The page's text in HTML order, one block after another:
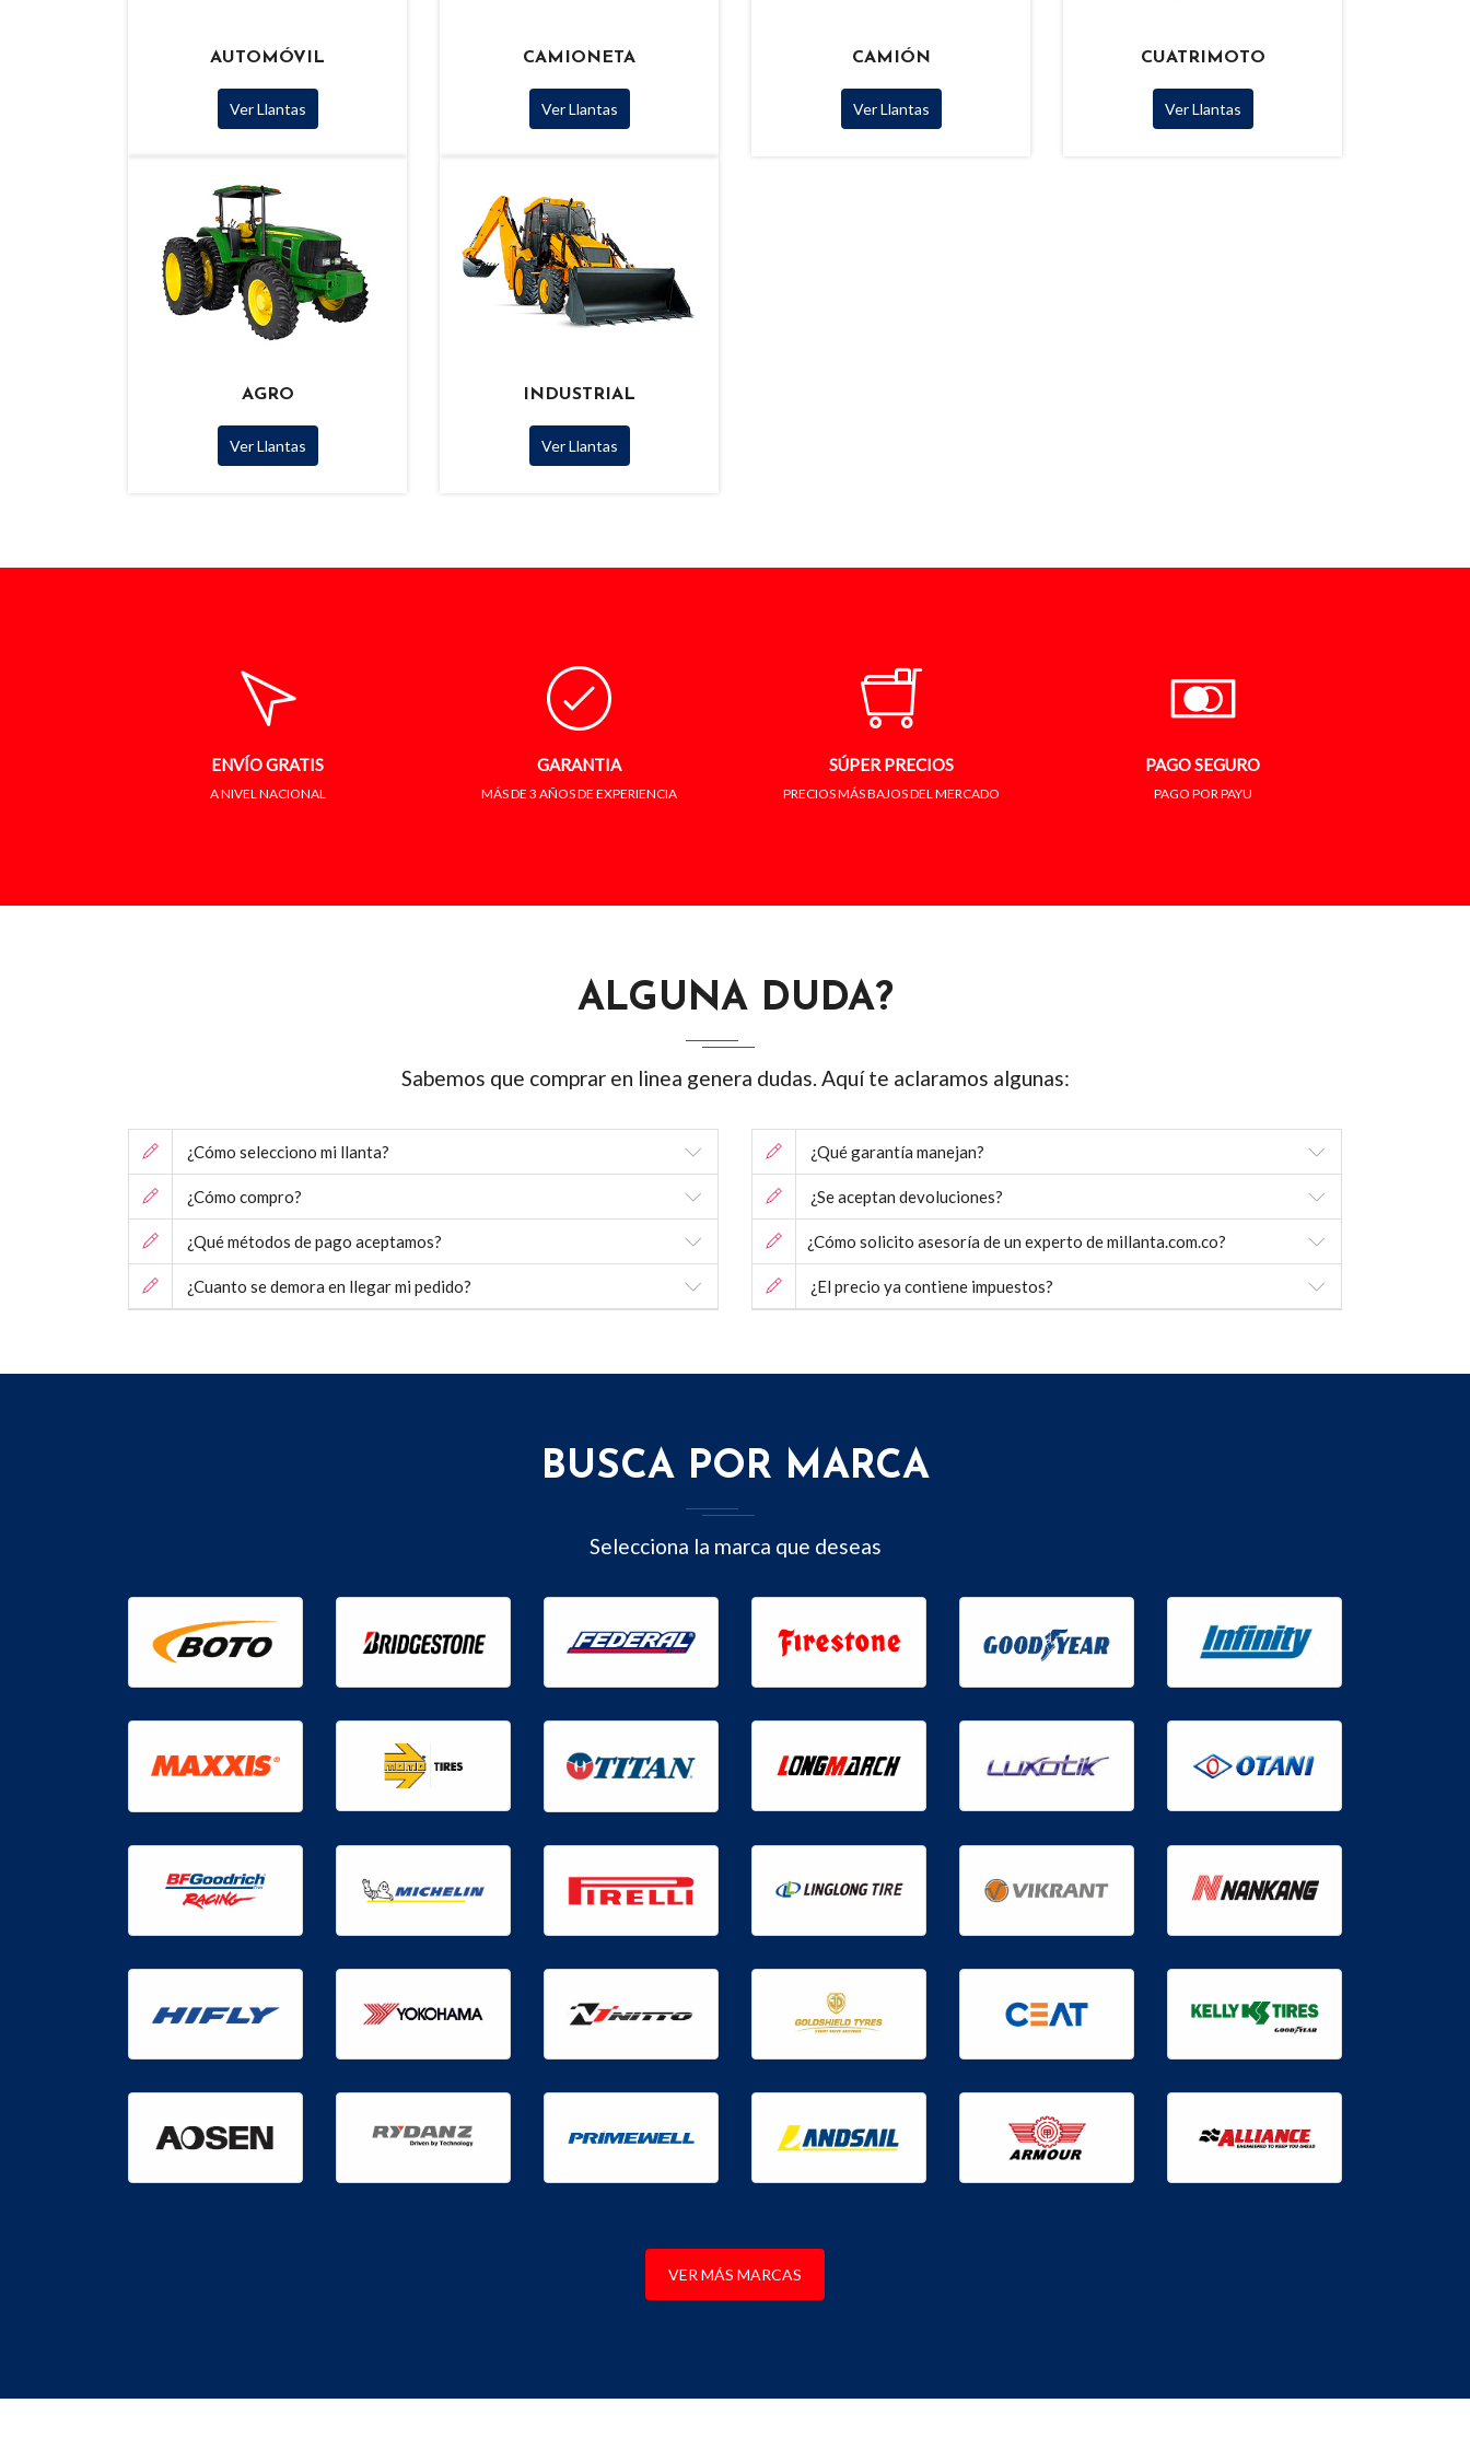
AUTOMÓVIL
Ver Llantas
CAMIONETA
Ver Llantas
CAMIÓN
Ver Llantas
CUATRIMOTO
Ver Llantas
AGRO
Ver Llantas
INDUSTRIAL
Ver Llantas
ENVÍO GRATIS
A NIVEL NACIONAL
GARANTIA
MÁS DE 3 AÑOS DE EXPERIENCIA
SÚPER PRECIOS
PRECIOS MÁS BAJOS DEL MERCADO
PAGO SEGURO
PAGO POR PAYU
ALGUNA DUDA?
Sabemos que comprar en linea genera dudas. Aquí te aclaramos algunas:
¿Cómo selecciono mi llanta?
¿Cómo compro?
¿Qué métodos de pago aceptamos?
¿Cuanto se demora en llegar mi pedido?
¿Qué garantía manejan?
¿Se aceptan devoluciones?
¿Cómo solicito asesoría de un experto de millanta.com.co?
¿El precio ya contiene impuestos?
BUSCA POR MARCA
Selecciona la marca que deseas
VER MÁS MARCAS